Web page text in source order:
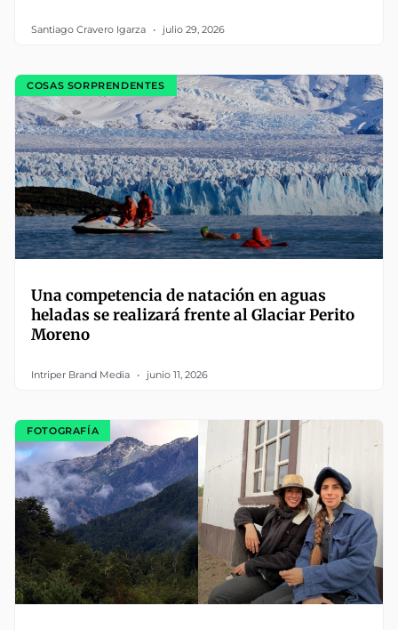
Santiago Cravero Igarza julio 29, 2026
COSAS SORPRENDENTES
Una competencia de natación en aguas
heladas se realizará frente al Glaciar Perito
Moreno
Intriper Brand Media junio 11, 2026
FOTOGRAFÍA